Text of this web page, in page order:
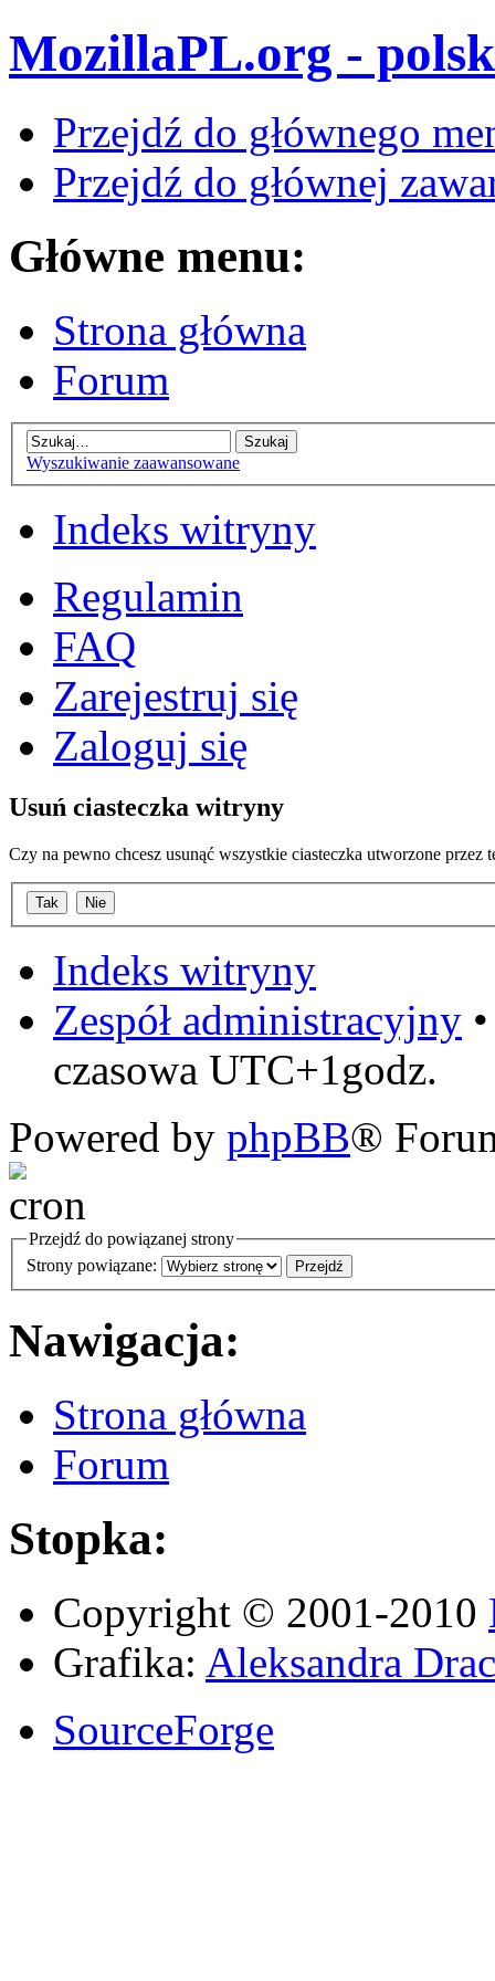
MozillaPL.org -
Przejdź do głównego
Przejdź do głównej
Główne menu:
Strona główna
Forum
Wyszukiwanie zaawansowane
Indeks witryny
Regulamin
FAQ
Zarejestruj się
Zaloguj się
Usuń ciasteczka witryny
Czy na pewno chcesz usunąć wszystkie ciasteczka utworzone przez
Indeks witryny
Zespół administracyjny
czasowa UTC+1godz.
Powered by phpBB®
Przejdź do powiązanej strony
Strony powiązane:
Nawigacja:
Strona główna
Forum
Stopka:
Copyright © 2001-2010
Grafika: Aleksandra
SourceForge